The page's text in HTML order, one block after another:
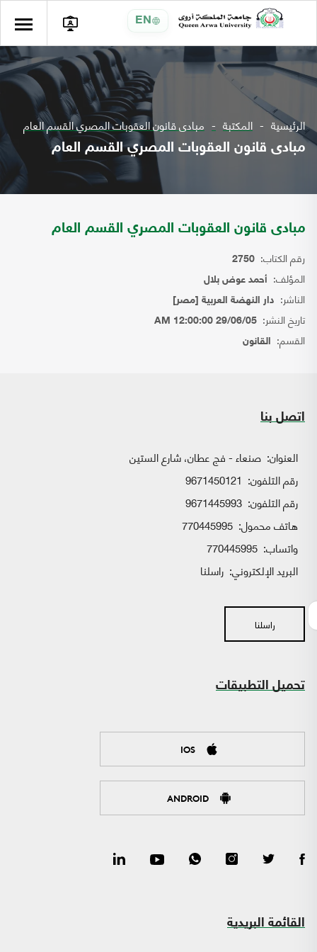
EN
الرئيسية المكتبة مبادى قانون العقوبات المصري القسم العام
مبادى قانون العقوبات المصري القسم العام
مبادى قانون العقوبات المصري القسم العام
رقم الكتاب: 2750
المؤلف: أحمد عوض بلال
الناشر: دار النهضة العربية [مصر]
تاريخ النشر: 29/06/05 12:00:00 AM
القسم: القانون
اتصل بنا
العنوان: صنعاء - فج عطان، شارع الستين
رقم التلفون: 9671450121
رقم التلفون: 9671445993
هاتف محمول: 770445995
واتساب:
البريد الإلكتروني: راسلنا
راسلنا
تحميل التطبيقات
IOS
ANDROID
القائمة البريدية